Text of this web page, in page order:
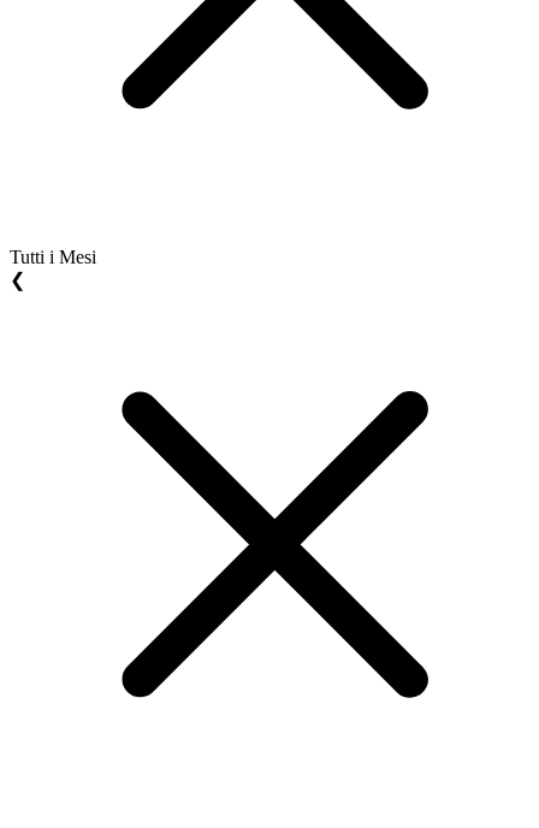
Tutti i Mesi
❮